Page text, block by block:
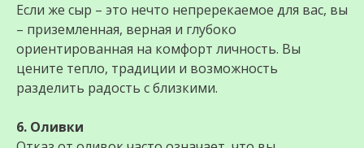
Если же сыр – это нечто непререкаемое для вас, вы
– приземленная, верная и глубоко
ориентированная на комфорт личность. Вы
цените тепло, традиции и возможность
разделить радость с близкими.
6. Оливки